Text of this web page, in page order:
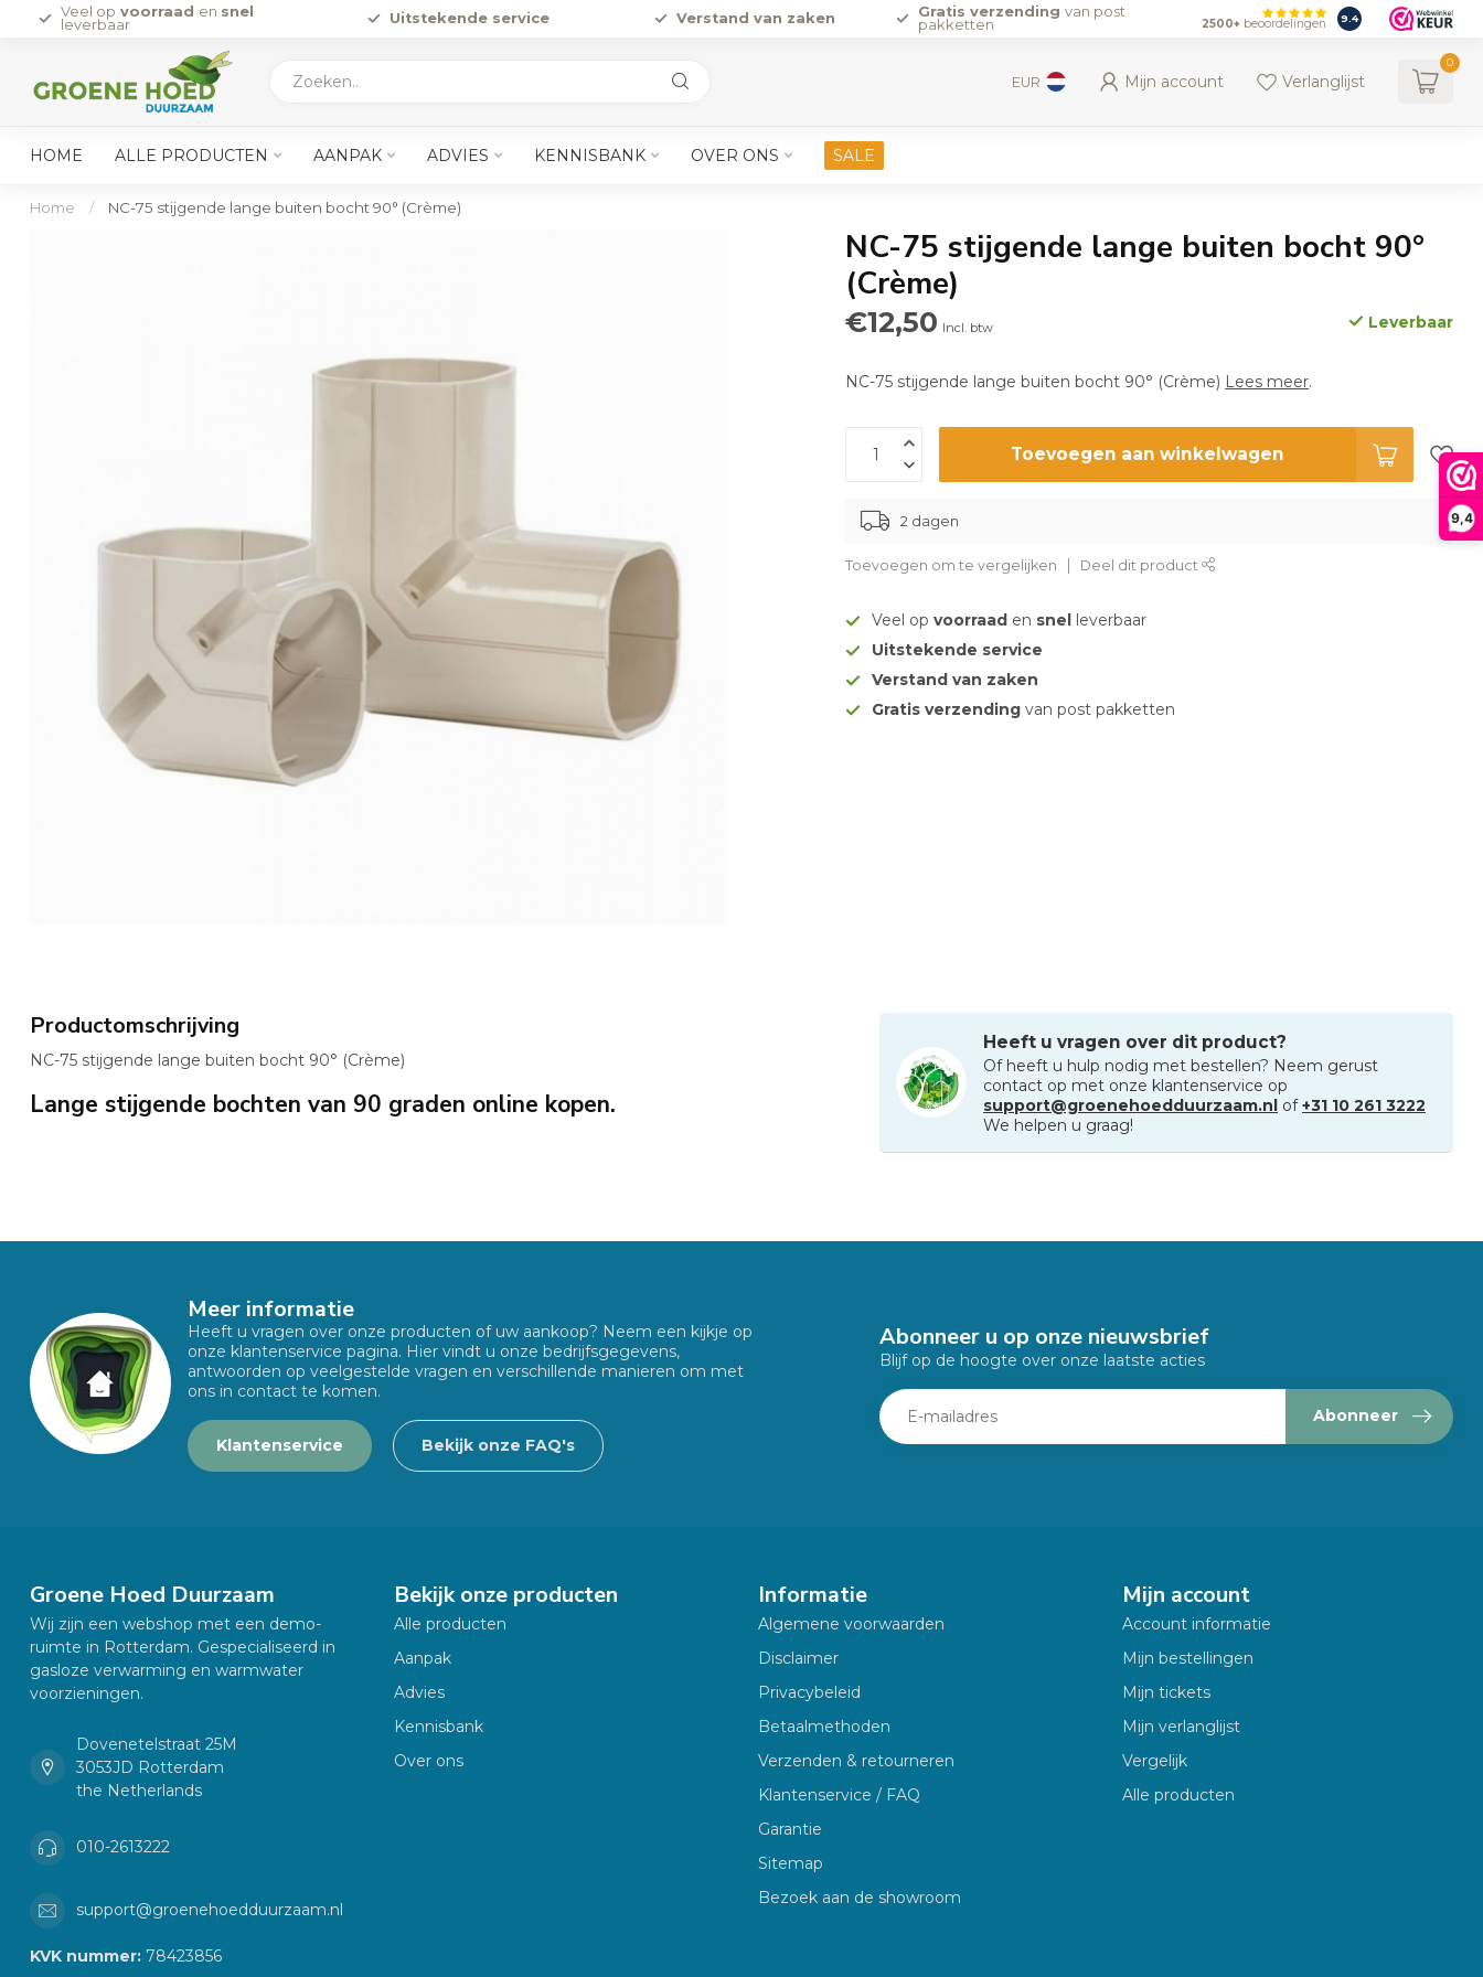
9,4
Veel op voorraad en snel
leverbaar
Uitstekende service Verstand van zaken Gratis verzending van post
pakketten
2500+ beoordelingen 9.4
EUR Mijn account Verlanglijst
0
HOME ALLE PRODUCTEN AANPAK ADVIES KENNISBANK OVER ONS SALE
Home / NC-75 stijgende lange buiten bocht 90° (Crème)
NC-75 stijgende lange buiten bocht 90°
(Crème)
€12,50 Incl. btw Leverbaar
NC-75 stijgende lange buiten bocht 90° (Crème) Lees meer.
Toevoegen aan winkelwagen
2 dagen
Toevoegen om te vergelijken Deel dit product
Veel op voorraad en snel leverbaar
Uitstekende service
Verstand van zaken
Gratis verzendingvan post pakketten
Productomschrijving
NC-75 stijgende lange buiten bocht 90° (Crème)
Lange stijgende bochten van 90 graden online kopen.
Heeft u vragen over dit product?
Of heeft u hulp nodig met bestellen? Neem gerust
contact op met onze klantenservice op
support@groenehoedduurzaam.nl of+31 10 261 3222
We helpen u graag!
Meer informatie
Heeft u vragen over onze producten of uw aankoop? Neem een kijkje op
onze klantenservice pagina. Hier vindt u onze bedrijfsgegevens,
antwoorden op veelgestelde vragen en verschillende manieren om met
ons in contact te komen.
Klantenservice Bekijk onze FAQ's
Abonneer u op onze nieuwsbrief
Blijf op de hoogte over onze laatste acties
Abonneer
Groene Hoed Duurzaam
Wij zijn een webshop met een demo-
ruimte in Rotterdam. Gespecialiseerd in
gasloze verwarming en warmwater
voorzieningen.
Dovenetelstraat 25M
3053JD Rotterdam
the Netherlands
010-2613222
support@groenehoedduurzaam.nl
KVK nummer: 78423856
Bekijk onze producten
Alle producten
Aanpak
Advies
Kennisbank
Over ons
Informatie
Algemene voorwaarden
Disclaimer
Privacybeleid
Betaalmethoden
Verzenden & retourneren
Klantenservice / FAQ
Garantie
Sitemap
Bezoek aan de showroom
Mijn account
Account informatie
Mijn bestellingen
Mijn tickets
Mijn verlanglijst
Vergelijk
Alle producten